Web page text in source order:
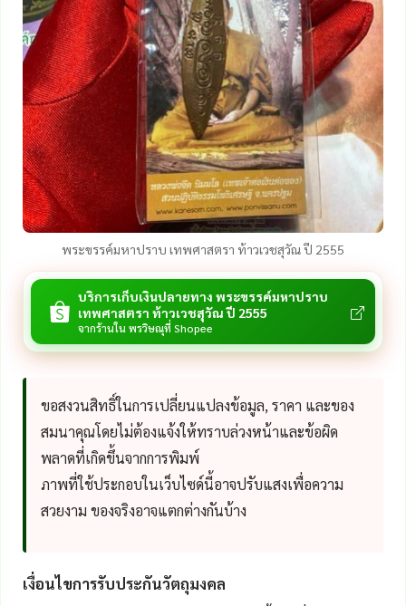
พระขรรค์มหาปราบ เทพศาสตรา ท้าวเวชสุวัณ ปี 2555
บริการเก็บเงินปลายทาง พระขรรค์มหาปราบ
เทพศาสตรา ท้าวเวชสุวัณ ปี 2555
จากร้านใน พรวิษณุที่ Shopee
ขอสงวนสิทธิ์ในการเปลี่ยนแปลงข้อมูล, ราคา และของ
สมนาคุณโดยไม่ต้องแจ้งให้ทราบล่วงหน้าและข้อผิด
พลาดที่เกิดขึ้นจากการพิมพ์
ภาพที่ใช้ประกอบในเว็บไซด์นี้อาจปรับแสงเพื่อความ
สวยงาม ของจริงอาจแตกต่างกันบ้าง
เงื่อนไขการรับประกันวัตถุมงคล